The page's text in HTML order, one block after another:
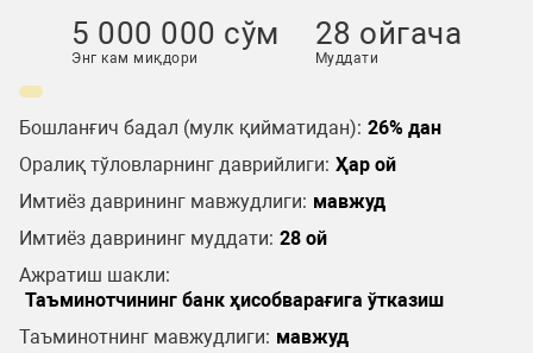
5 000 000 сўм
Энг кам миқдори
28 ойгача
Муддати
Бошланғич бадал (мулк қийматидан): 26% дан
Оралиқ тўловларнинг даврийлиги: Ҳар ой
Имтиёз даврининг мавжудлиги: мавжуд
Имтиёз даврининг муддати: 28 ой
Ажратиш шакли:
Таъминотчининг банк ҳисобварағига ўтказиш
Таъминотнинг мавжудлиги: мавжуд